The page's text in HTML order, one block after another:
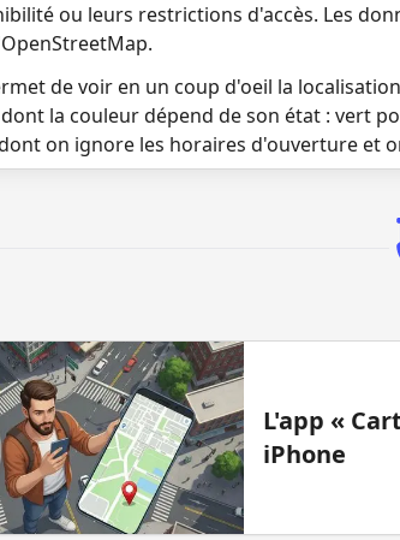
ou leurs restrictions d'accès. Les
de voir en un coup d'oeil la
la couleur dépend de son état : vert
on ignore les horaires d'ouverture et
L'app «
iPhone